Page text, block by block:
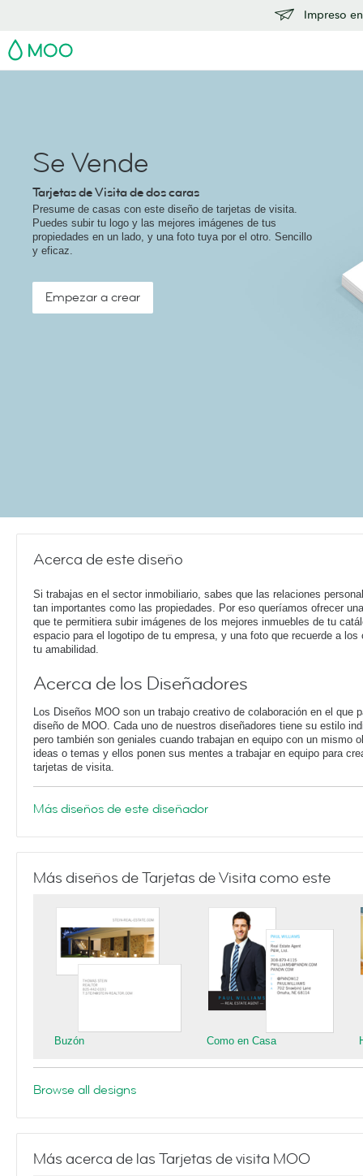
Impreso
MOO
Se Vende
Tarjetas de Visita de dos caras
Presume de casas con este diseño de tarjetas de visita.
Puedes subir tu logo y las mejores imágenes de tus
propiedades en un lado, y una foto tuya por el otro. Sencillo
y eficaz.
Empezar a crear
Acerca de este diseño
Si trabajas en el sector inmobiliario, sabes que las relaciones
tan importantes como las propiedades. Por eso queríamos ofrecer
que te permitiera subir imágenes de los mejores inmuebles de tu
espacio para el logotipo de tu empresa, y una foto que recuerde a los
tu amabilidad.
Acerca de los Diseñadores
Los Diseños MOO son un trabajo creativo de colaboración en el que
diseño de MOO. Cada uno de nuestros diseñadores tiene su estilo
pero también son geniales cuando trabajan en equipo con un mismo
ideas o temas y ellos ponen sus mentes a trabajar en equipo para
tarjetas de visita.
Más diseños de este diseñador
Más diseños de Tarjetas de Visita como este
Buzón Como en Casa
Browse all designs
Más acerca de las Tarjetas de visita MOO